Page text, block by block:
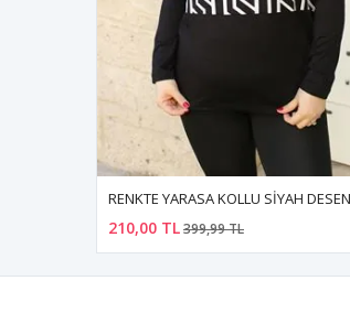
270,00 TL